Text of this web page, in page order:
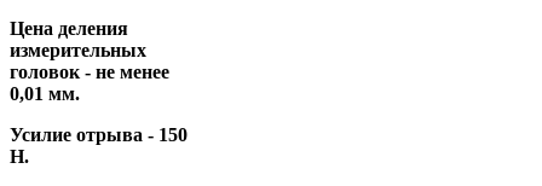
Цена деления
измерительных
головок - не менее
0,01 мм.
Усилие отрыва - 150
Н.